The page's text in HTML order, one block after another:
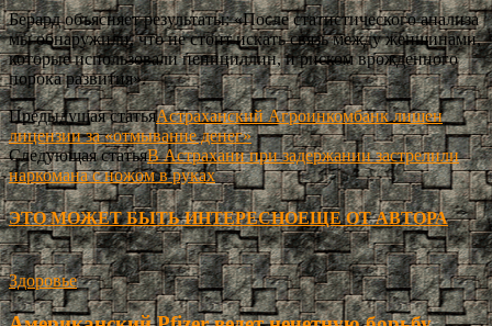
Берард объясняет результаты: «После статистического анализа
мы обнаружили, что не стоит искать связь между женщинами,
которые использовали пенициллин, и риском врожденного
порока развития».
Предыдущая статьяАстраханский Агроинкомбанк лишен
лицензии за «отмывание денег»
Следующая статьяВ Астрахани при задержании застрелили
наркомана с ножом в руках
ЭТО МОЖЕТ БЫТЬ ИНТЕРЕСНОЕЩЕ ОТ АВТОРА
Здоровье